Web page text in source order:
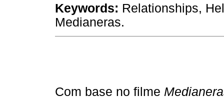
Keywords: Relationships,
Medianeras.
Com base no filme